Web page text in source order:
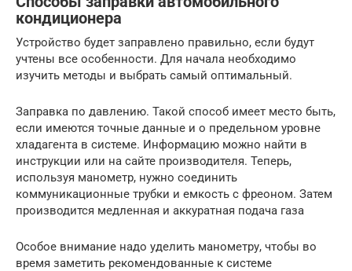
кондиционера
Устройство будет заправлено правильно, если будут
учтены все особенности. Для начала необходимо
изучить методы и выбрать самый оптимальный.
Заправка по давлению. Такой способ имеет место быть,
если имеются точные данные и о предельном уровне
хладагента в системе. Информацию можно найти в
инструкции или на сайте производителя. Теперь,
используя манометр, нужно соединить
коммуникационные трубки и емкость с фреоном. Затем
производится медленная и аккуратная подача газа
Особое внимание надо уделить манометру, чтобы во
время заметить рекомендованные к системе